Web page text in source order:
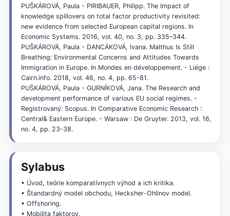
PUŠKÁROVÁ, Paula - PIRIBAUER, Philipp. The Impact of
knowledge spillovers on total factor productivity revisited:
new evidence from selected European capital regions. In
Economic Systems. 2016, vol. 40, no. 3, pp. 335–344.
PUŠKÁROVÁ, Paula - DANCÁKOVÁ, Ivana. Malthus Is Still
Breathing: Environmental Concerns and Attitudes Towards
Immigration in Europe. In Mondes en développement. - Liége :
Cairn.info. 2018, vol. 46, no. 4, pp. 65-81.
PUŠKÁROVÁ, Paula - GURNÍKOVÁ, Jana. The Research and
development performance of various EU social regimes. -
Registrovaný: Scopus. In Comparative Economic Research :
Central& Eastern Europe. - Warsaw : De Gruyter. 2013, vol. 16,
no. 4, pp. 23-38.
Sylabus
• Úvod, teórie komparatívnych výhod a ich kritika.
• Štandardný model obchodu, Hecksher-Ohlinov model.
• Offshoring.
• Mobilita faktorov.